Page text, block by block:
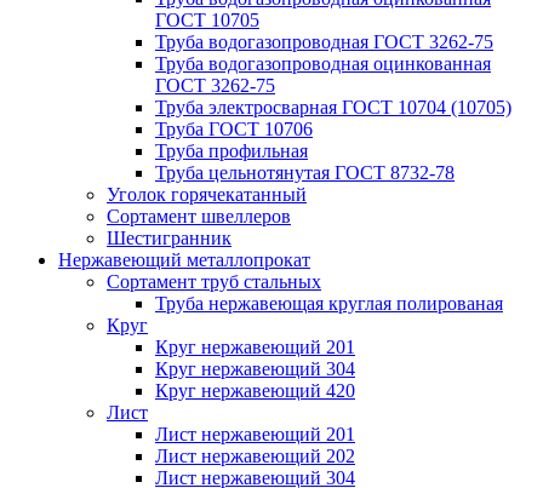
ГОСТ 10705
Труба водогазопроводная ГОСТ 3262-75
Труба водогазопроводная оцинкованная
ГОСТ 3262-75
Труба электросварная ГОСТ 10704 (10705)
Труба ГОСТ 10706
Труба профильная
Труба цельнотянутая ГОСТ 8732-78
Уголок горячекатанный
Сортамент швеллеров
Шестигранник
Нержавеющий металлопрокат
Сортамент труб стальных
Труба нержавеющая круглая полированая
Круг
Круг нержавеющий 201
Круг нержавеющий 304
Круг нержавеющий 420
Лист
Лист нержавеющий 201
Лист нержавеющий 202
Лист нержавеющий 304